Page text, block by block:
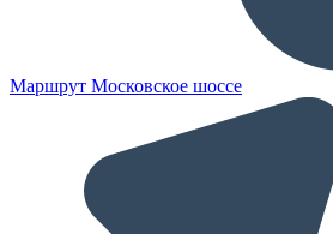
Маршрут Московское шоссе